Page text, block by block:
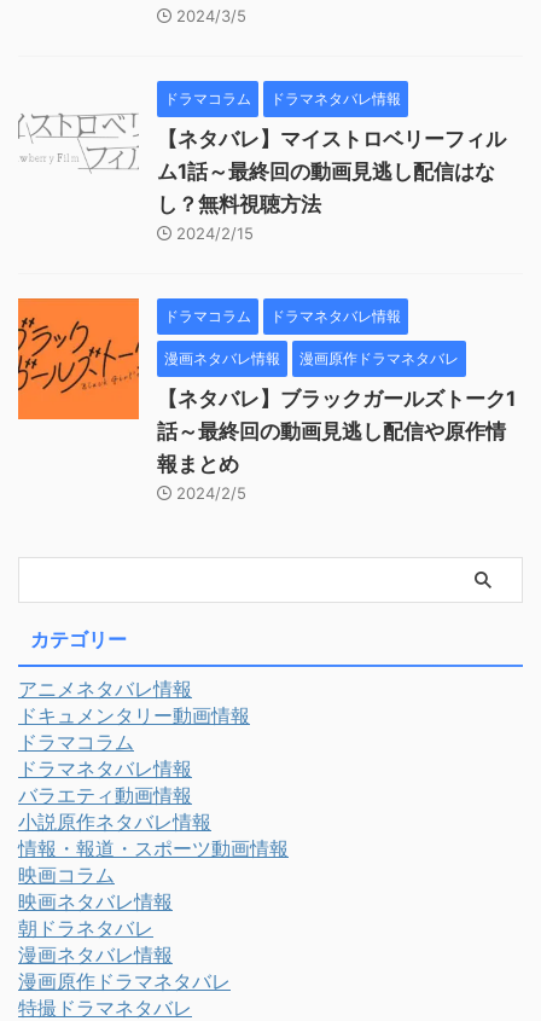
2024/3/5
ドラマコラム ドラマネタバレ情報
【ネタバレ】マイストロベリーフィル
ム1話～最終回の動画見逃し配信はな
し？無料視聴方法
2024/2/15
ドラマコラム ドラマネタバレ情報
漫画ネタバレ情報 漫画原作ドラマネタバレ
【ネタバレ】ブラックガールズトーク1
話～最終回の動画見逃し配信や原作情
報まとめ
2024/2/5
カテゴリー
アニメネタバレ情報
ドキュメンタリー動画情報
ドラマコラム
ドラマネタバレ情報
バラエティ動画情報
小説原作ネタバレ情報
情報・報道・スポーツ動画情報
映画コラム
映画ネタバレ情報
朝ドラネタバレ
漫画ネタバレ情報
漫画原作ドラマネタバレ
特撮ドラマネタバレ